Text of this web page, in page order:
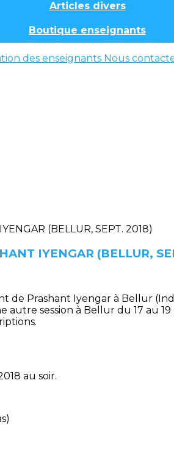
Articles divers
Boutique enseignants
des enseignants Nous
IYENGAR (BELLUR,
de Prashant Iyengar à Bellur
autre session à Bellur du 17 au
au soir.